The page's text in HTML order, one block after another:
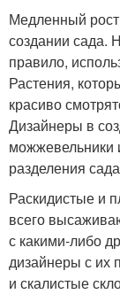
Медленный
создании сада.
правило,
Растения,
красиво
Дизайнеры в
можжевельники
разделения
Раскидистые и
всего
с какими-либо
дизайнеры с их
и скалистые